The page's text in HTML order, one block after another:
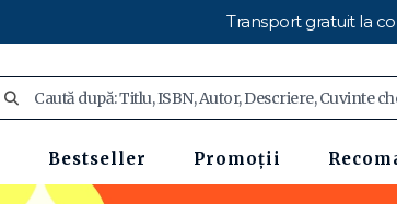
Transport gratuit la
Bestseller Promoții